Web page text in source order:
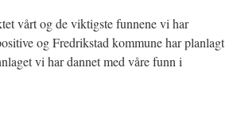
vårt og de viktigste funnene vi har
og Fredrikstad kommune har planlagt
vi har dannet med våre funn i